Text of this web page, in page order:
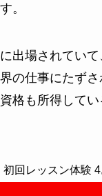
。
出場されてい
の仕事にたず
格も所得してい
初回レッスン体験